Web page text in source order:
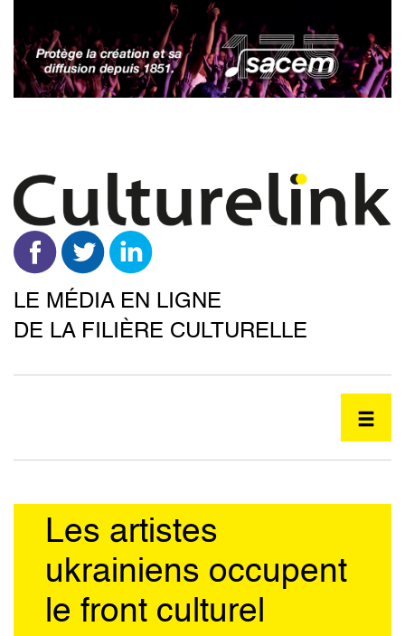
contenu
principal
LE MÉDIA EN LIGNE
DE LA FILIÈRE CULTURELLE
Les artistes
ukrainiens occupent
le front culturel